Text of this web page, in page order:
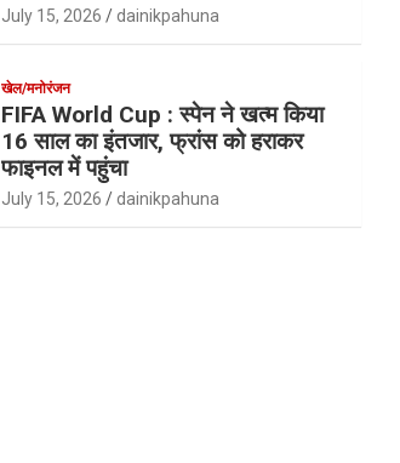
July 15, 2026 dainikpahuna
खेल/मनोरंजन
FIFA World Cup : स्पेन ने खत्म किया
16 साल का इंतजार, फ्रांस को हराकर
फाइनल में पहुंचा
July 15, 2026 dainikpahuna